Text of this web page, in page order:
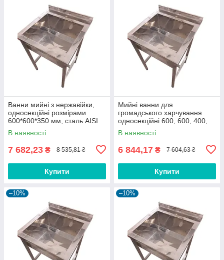
Ванни мийні з нержавійки,
односекційні розмірами
600*600*350 мм, сталь AISI
304
В наявності
7 682,23 ₴ 8 535,81 ₴
Купити
Мийні ванни для
громадського харчування
односекційні 600, 600, 400,
AISI 430
В наявності
6 844,17 ₴ 7 604,63 ₴
Купити
–10% –10%